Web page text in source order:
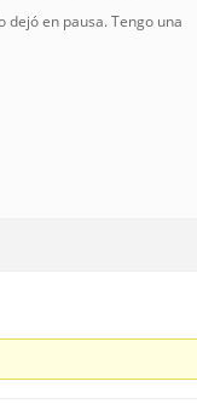
dejó en pausa. Tengo una